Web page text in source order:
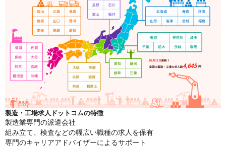
製造・工場求人ドットコムの特徴
製造業専門の派遣会社
組み立て、検査などの幅広い職種の求人を保有
専門のキャリアアドバイザーによるサポート